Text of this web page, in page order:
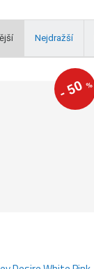
Nejdražší
-
50%